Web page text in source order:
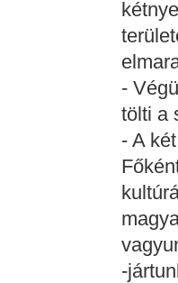
-
tölti a
- A
-